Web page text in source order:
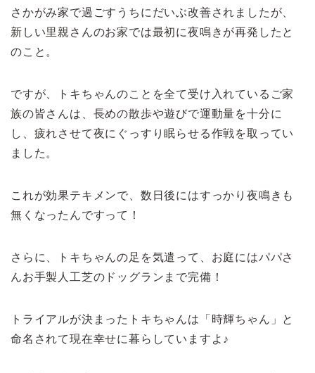
さかがみ家で過ごすうちにだいぶ改善されましたが、
新しい里親さんのお家では最初に夜鳴きが再発したと
のこと。
ですが、トキちゃんのことを全て受け入れているご家
族の皆さんは、長めの散歩や遊びで運動量を十分に
し、疲れさせて夜にぐっすり眠らせる作戦を取ってい
ました。
これが効果テキメンで、数日後にはすっかり夜鳴きも
無くなったんですって！
さらに、トキちゃんの足を気遣って、お庭にはパパさ
んお手製人工芝のドッグランまで完備！
トライアルが決まったトキちゃんは「時輝ちゃん」と
命名されて現在幸せに暮らしていますよ♪